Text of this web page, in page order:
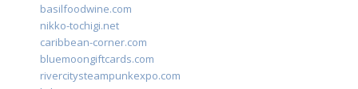
basilfoodwine.com
nikko-tochigi.net
caribbean-corner.com
bluemoongiftcards.com
rivercitysteampunkexpo.com